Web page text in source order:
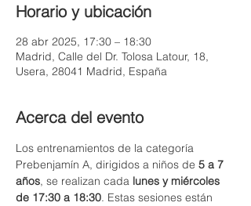
Horario y ubicación
28 abr 2025, 17:30 – 18:30
Madrid, Calle del Dr. Tolosa Latour, 18,
Usera, 28041 Madrid, España
Acerca del evento
Los entrenamientos de la categoría
Prebenjamín A, dirigidos a niños de 5 a 7
años, se realizan cada lunes y miércoles
de 17:30 a 18:30. Estas sesiones están